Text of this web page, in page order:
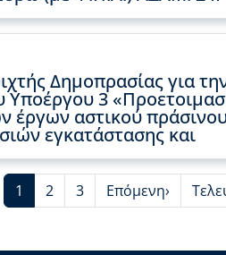
Δημοπρασίας για
Υποέργου 3
έργων αστικού
εγκατάστασης και
Current page
1 Page
2 Page
3 Next page
Επόμενη› Last